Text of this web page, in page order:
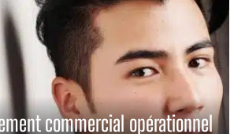
commercial opérationnel